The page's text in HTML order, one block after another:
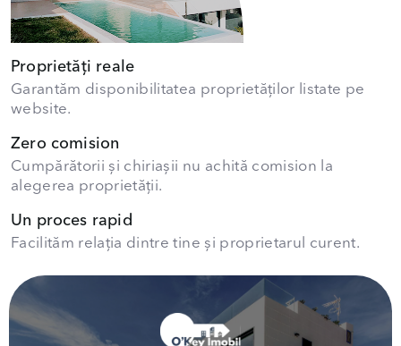
Proprietăți reale
Garantăm disponibilitatea proprietăților listate pe
website.
Zero comision
Cumpărătorii și chiriașii nu achită comision la
alegerea proprietății.
Un proces rapid
Facilităm relația dintre tine și proprietarul curent.